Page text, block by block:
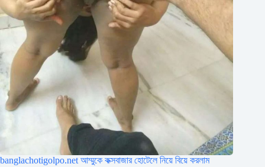
banglachotigolpo.net আম্মুকে কক্সবাজার হোটেলে নিয়ে বিয়ে করলাম